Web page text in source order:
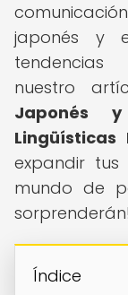
japonés y
tendencias
nuestro
Japonés
Lingüísticas
expandir
mundo de
sorprenderán!
Índice